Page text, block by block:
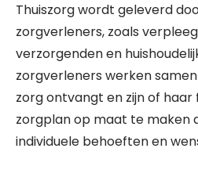
Thuiszorg wordt geleverd
zorgverleners, zoals
verzorgenden en
zorgverleners werken
zorg ontvangt en zijn of haar
zorgplan op maat te maken
individuele behoeften en